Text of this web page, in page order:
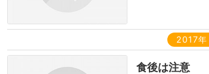
2017年
食後は注意